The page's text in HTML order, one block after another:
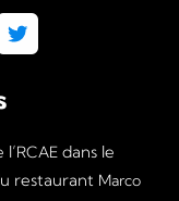
Twitter
RCAE dans le
restaurant Marco